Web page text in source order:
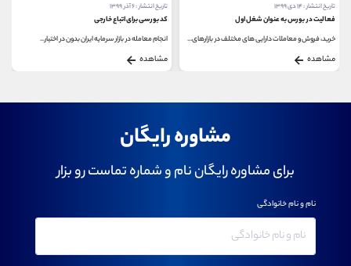
تاریخ انتشار : ۱۴ دی ۱۳۹۹
فعالیت در بورس به عنوان شغل اول
خرید، فروش و معاملات دارایی های مختلف در بازارهای...
مشاهده
تاریخ انتشار : ۶ آذر ۱۳۹۹
کد بورسی برای اتباع خارجی
انجام معامله در بازار سرمایه ایران بدون در اختیار...
مشاهده
مشاوره رایگان
برای مشاوره رایگان نام و شماره تماست رو بزار
نام و نام خانوادگی